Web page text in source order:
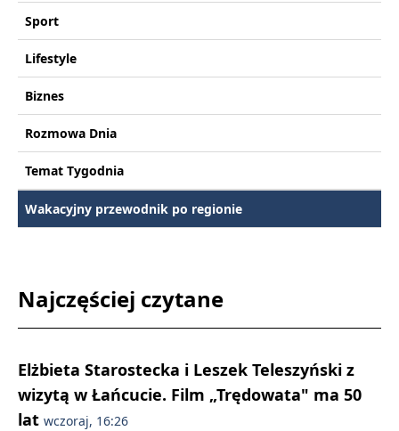
Sport
Lifestyle
Biznes
Rozmowa Dnia
Temat Tygodnia
Wakacyjny przewodnik po regionie
Najczęściej czytane
Elżbieta Starostecka i Leszek Teleszyński z
wizytą w Łańcucie. Film „Trędowata" ma 50
lat wczoraj, 16:26